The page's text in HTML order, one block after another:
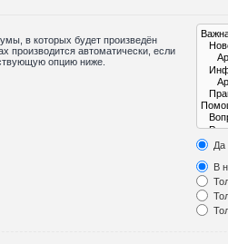
в которых будет произведён
производится автоматически, если
опцию ниже.
Да
В